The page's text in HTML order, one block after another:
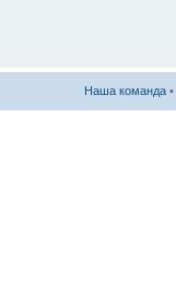
Наша команда •